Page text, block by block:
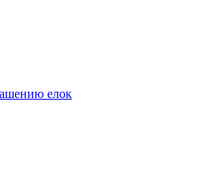
елок